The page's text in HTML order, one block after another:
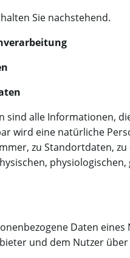
Sie nachstehend.
sind alle Informationen,
wird eine natürliche
zu Standortdaten,
Daten
und dem Nutzer